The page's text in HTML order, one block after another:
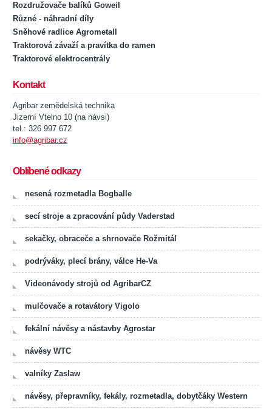
Rozdružovače balíků Goweil
Různé - náhradní díly
Sněhové radlice Agrometall
Traktorová závaží a pravítka do ramen
Traktorové elektrocentrály
Kontakt
Agribar zemědelská technika
Jizerní Vtelno 10 (na návsi)
tel.: 326 997 672
info@agribar.cz
Oblíbené odkazy
nesená rozmetadla Bogballe
secí stroje a zpracování půdy Vaderstad
sekačky, obraceče a shrnovače Rožmitál
podrýváky, plecí brány, válce He-Va
Videonávody strojů od AgribarCZ
mulčovače a rotavátory Vigolo
fekální návěsy a nástavby Agrostar
návěsy WTC
valníky Zaslaw
návěsy, přepravníky, fekály, rozmetadla, dobytčáky Western